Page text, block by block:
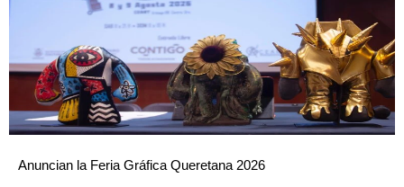
Anuncian la Feria Gráfica Queretana 2026